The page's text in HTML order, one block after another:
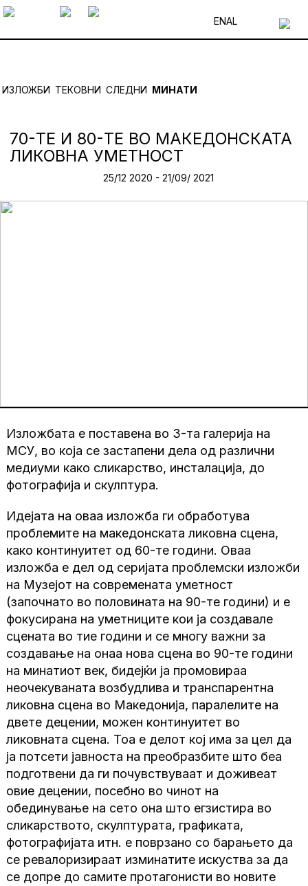
ENAL
ИЗЛОЖБИ ТЕКОВНИ СЛЕДНИ МИНАТИ
70-ТЕ И 80-ТЕ ВО МАКЕДОНСКАТА
ЛИКОВНА УМЕТНОСТ
25/12 2020 - 21/09/ 2021
Изложбата е поставена во 3-та галерија на
МСУ, во која се застапени дела од различни
медиуми како сликарство, инсталација, до
фотографија и скулптура.
Идејата на оваа изложба ги обработува
проблемите на македонската ликовна сцена,
како континуитет од 60-те години. Оваа
изложба е дел од серијата проблемски изложби
на Музејот на современата уметност
(започнато во половината на 90-те години) и е
фокусирана на уметниците кои ја создавале
сцената во тие години и се многу важни за
создавање на онаа нова сцена во 90-те години
на минатиот век, бидејќи ја промовираа
неочекуваната возбудлива и транспарентна
ликовна сцена во Македонија, паралелите на
двете децении, можен континуитет во
ликовната сцена. Тоа е делот кој има за цел да
ја потсети јавноста на преобразбите што беа
подготвени да ги почувствуваат и доживеат
овие децении, посебно во чинот на
обединување на сето она што егзистира во
сликарството, скулптурата, графиката,
фотографијата итн. е поврзано со барањето да
се ревалоризираат изминатите искуства за да
се допре до самите протагонисти во новите